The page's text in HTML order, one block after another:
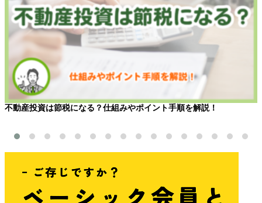
不動産投資は節税になる？仕組みやポイント手順を解説！